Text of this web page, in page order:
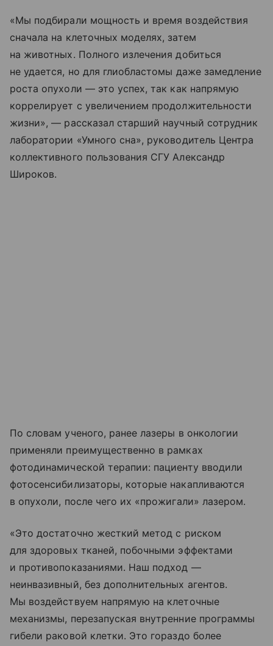
«Мы подбирали мощность и время воздействия
сначала на клеточных моделях, затем
на животных. Полного излечения добиться
не удается, но для глиобластомы даже замедление
роста опухоли — это успех, так как напрямую
коррелирует с увеличением продолжительности
жизни», — рассказал старший научный сотрудник
лаборатории «Умного сна», руководитель Центра
коллективного пользования СГУ Александр
Широков.
По словам ученого, ранее лазеры в онкологии
применяли преимущественно в рамках
фотодинамической терапии: пациенту вводили
фотосенсибилизаторы, которые накапливаются
в опухоли, после чего их «прожигали» лазером.
«Это достаточно жесткий метод с риском
для здоровых тканей, побочными эффектами
и противопоказаниями. Наш подход —
неинвазивный, без дополнительных агентов.
Мы воздействуем напрямую на клеточные
механизмы, перезапуская внутренние программы
гибели раковой клетки. Это гораздо более